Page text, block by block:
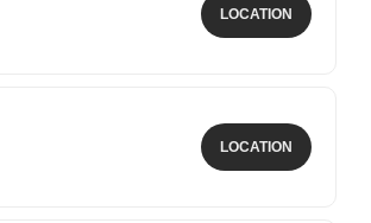
LOCATION
LOCATION